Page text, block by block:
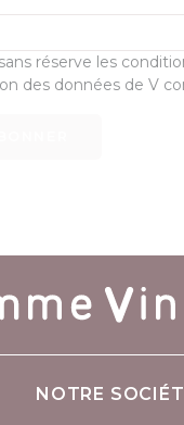
réserve les
des données de V
NOTRE